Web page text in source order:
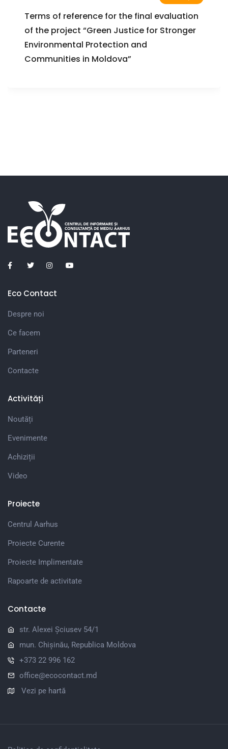
Terms of reference for the final evaluation
of the project “Green Justice for Stronger
Environmental Protection and
Communities in Moldova”
Eco Contact
Despre noi
Ce facem
Parteneri
Contacte
Activități
Noutăți
Evenimente
Achiziții
Video
Proiecte
Centrul Aarhus
Proiecte Curente
Proiecte Implimentate
Rapoarte de activitate
Contacte
str. Alexei Șciusev 54/1
mun. Chișinău, Republica Moldova
+373 22 996 162
office@ecocontact.md
Vezi pe hartă